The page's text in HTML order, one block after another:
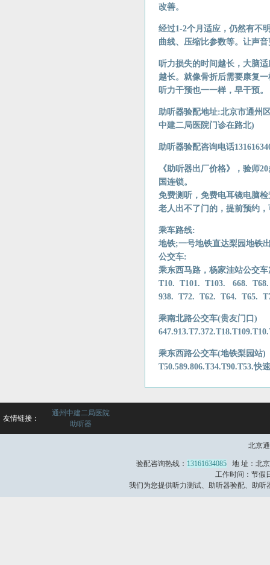
改善。
经过1-2个月适应，仍然有不
曲线、压缩比参数等。让声
听力损失的时间越长，大脑
越长。就像骨折后需要康复
听力干预也一一样，早干预。
助听器验配地址:北京市通州
中建二局医院门诊在路北)
助听器验配咨询电话
《助听器出厂价格》，验师
国连锁。
免费测听，免费电耳镜电脑
老人出不了门的，提前预约
乘车路线:
地铁;一号地铁直达梨园地铁
公交车:
乘东西马路，杨家洼站公交
T10. T101. T103. 668.
938. T72. T62. T64. T65.
乘南北路公交车(贵友门口)
乘东西路公交车(地铁梨园站)
T50.589.806.T34.T90.T53.快
友情链接：
通州中建二局医院
助听器
北京
验配咨询热线： 13161634085 地 址：北
工作时间：节假
我们为您提供听力测试、助听器验配、助